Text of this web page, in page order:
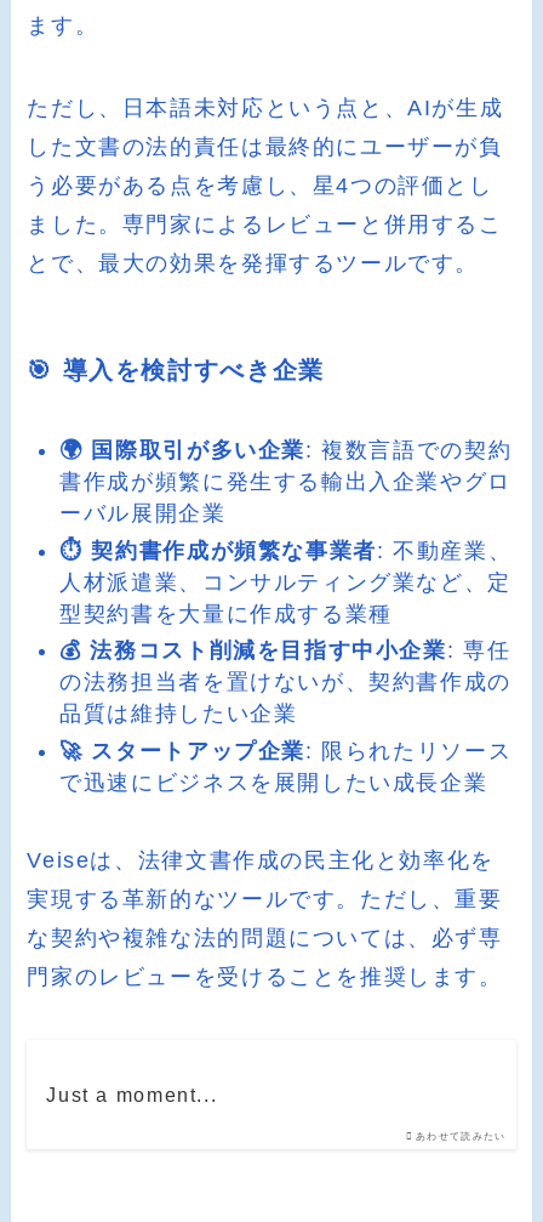
ます。
ただし、日本語未対応という点と、AIが生成
した文書の法的責任は最終的にユーザーが負
う必要がある点を考慮し、星4つの評価とし
ました。専門家によるレビューと併用するこ
とで、最大の効果を発揮するツールです。
🎯 導入を検討すべき企業
🌍 国際取引が多い企業: 複数言語での契約
書作成が頻繁に発生する輸出入企業やグロ
ーバル展開企業
⏱️ 契約書作成が頻繁な事業者: 不動産業、
人材派遣業、コンサルティング業など、定
型契約書を大量に作成する業種
💰 法務コスト削減を目指す中小企業: 専任
の法務担当者を置けないが、契約書作成の
品質は維持したい企業
🚀 スタートアップ企業: 限られたリソース
で迅速にビジネスを展開したい成長企業
Veiseは、法律文書作成の民主化と効率化を
実現する革新的なツールです。ただし、重要
な契約や複雑な法的問題については、必ず専
門家のレビューを受けることを推奨します。
あわせて読みたい
Just a moment...